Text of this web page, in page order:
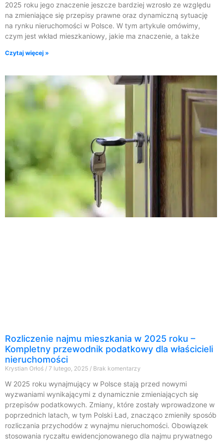
2025 roku jego znaczenie jeszcze bardziej wzrosło ze względu
na zmieniające się przepisy prawne oraz dynamiczną sytuację
na rynku nieruchomości w Polsce. W tym artykule omówimy,
czym jest wkład mieszkaniowy, jakie ma znaczenie, a także
Czytaj więcej »
Rozliczenie najmu mieszkania w 2025 roku –
Kompletny przewodnik podatkowy dla właścicieli
nieruchomości
Krystian Orłoś 7 lutego, 2025 Brak komentarzy
W 2025 roku wynajmujący w Polsce stają przed nowymi
wyzwaniami wynikającymi z dynamicznie zmieniających się
przepisów podatkowych. Zmiany, które zostały wprowadzone w
poprzednich latach, w tym Polski Ład, znacząco zmieniły sposób
rozliczania przychodów z wynajmu nieruchomości. Obowiązek
stosowania ryczałtu ewidencjonowanego dla najmu prywatnego